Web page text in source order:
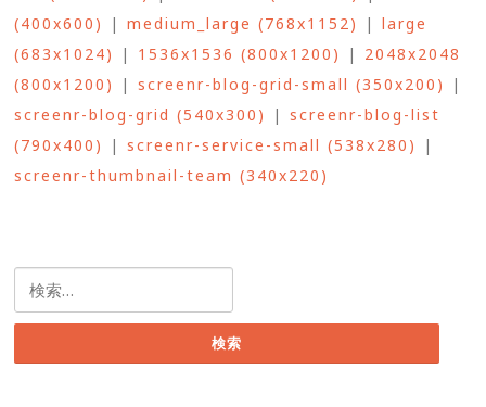
(400x600)
|medium_large (768x1152) |large
(683x1024)
| 1536x1536 (800x1200) | 2048x2048
(800x1200)
|screenr-blog-grid-small (350x200)
|
screenr-blog-grid (540x300)
|screenr-blog-list
(790x400)
|screenr-service-small (538x280)
|
screenr-thumbnail-team (340x220)
索: